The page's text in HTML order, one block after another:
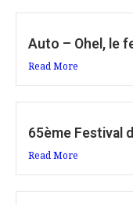
Auto – Ohel, le
Read More
65ème Festival
Read More